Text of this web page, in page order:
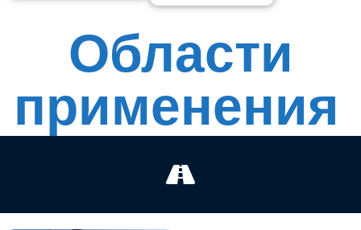
Области
применения